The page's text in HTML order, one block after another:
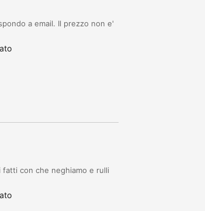
a email. Il prezzo non e'
con che neghiamo e rulli